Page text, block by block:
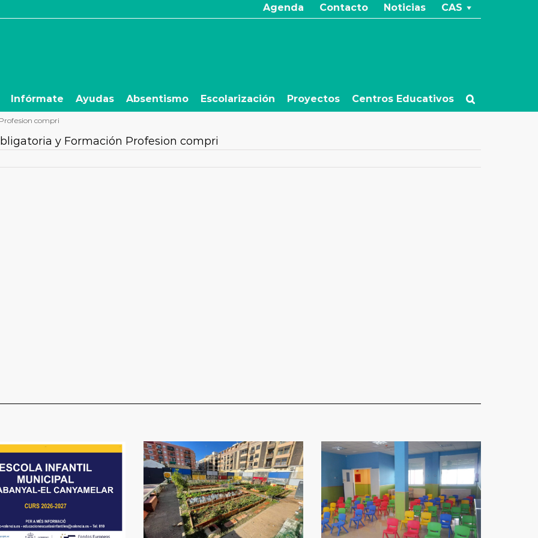
Agenda Contacto Noticias CAS
Infórmate Ayudas Absentismo Escolarización Proyectos Centros Educativos
compri
y Formación Profesion compri